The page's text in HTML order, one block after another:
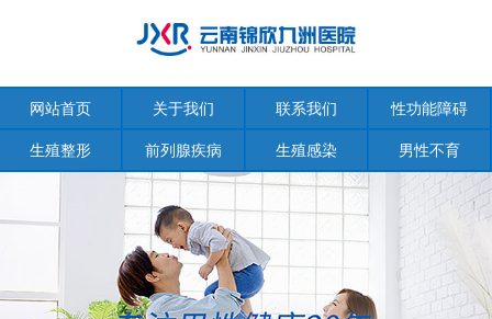
网站首页 关于我们 联系我们 性功能障碍
生殖整形 前列腺疾病 生殖感染 男性不育